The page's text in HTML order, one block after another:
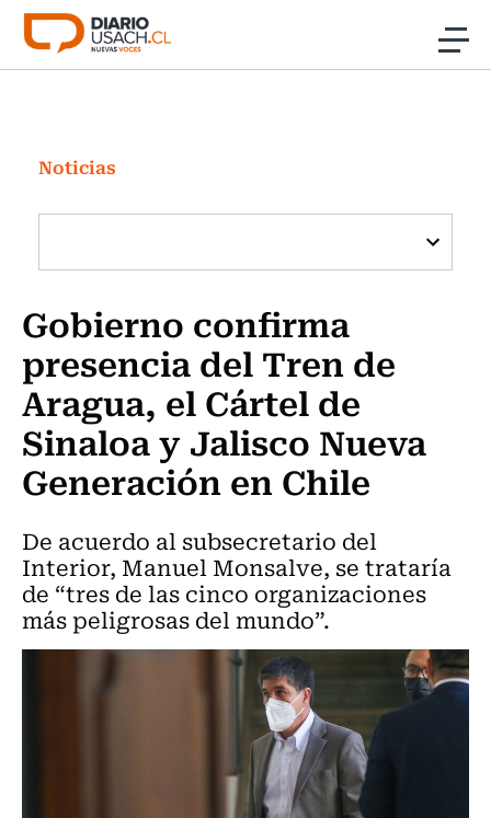
Click acá para ir directamente al contenido
Investigación
Cultura
Programas Radio y TV Usach
Noticias
Gobierno confirma
presencia del Tren de
Aragua, el Cártel de
Sinaloa y Jalisco Nueva
Generación en Chile
De acuerdo al subsecretario del
Interior, Manuel Monsalve, se trataría
de “tres de las cinco organizaciones
más peligrosas del mundo”.